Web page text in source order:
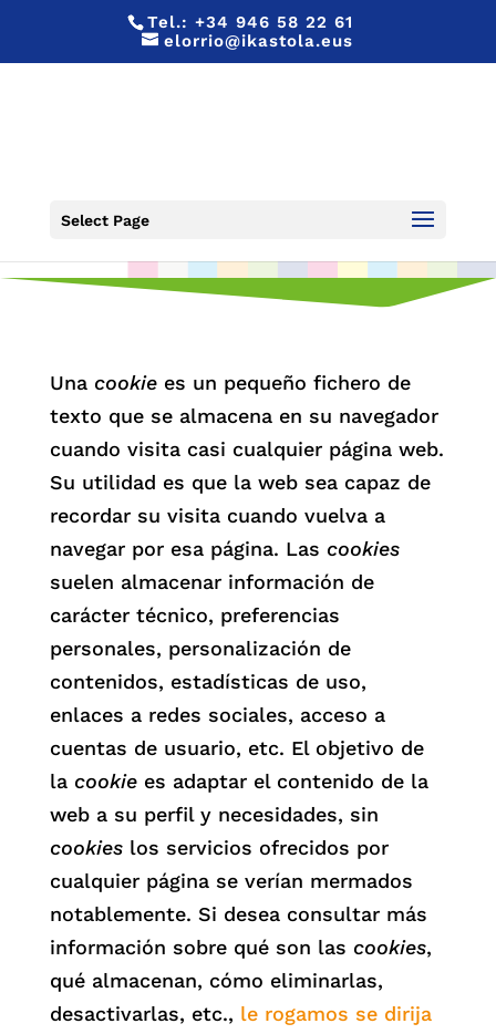
Tel.:+34 946 58 22 61
elorrio@ikastola.eus
Select Page
POLÍTICA DE COOKIES
Una cookiees un pequeño fichero de
texto que se almacena en su navegador
cuando visita casi cualquier página web.
Su utilidad es que la web sea capaz de
recordar su visita cuando vuelva a
navegar por esa página. Las cookies
suelen almacenar información de
carácter técnico, preferencias
personales, personalización de
contenidos, estadísticas de uso,
enlaces a redes sociales, acceso a
cuentas de usuario, etc. El objetivo de
la cookiees adaptar el contenido de la
web a su perfil y necesidades, sin
cookieslos servicios ofrecidos por
cualquier página se verían mermados
notablemente. Si desea consultar más
información sobre qué son las cookies,
qué almacenan, cómo eliminarlas,
desactivarlas, etc., le rogamos se dirija